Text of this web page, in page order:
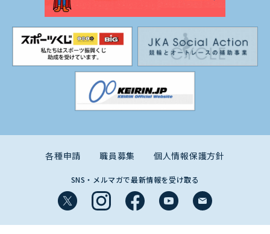
各種申請 職員募集 個人情報保護方針
SNS・メルマガで最新情報を受け取る